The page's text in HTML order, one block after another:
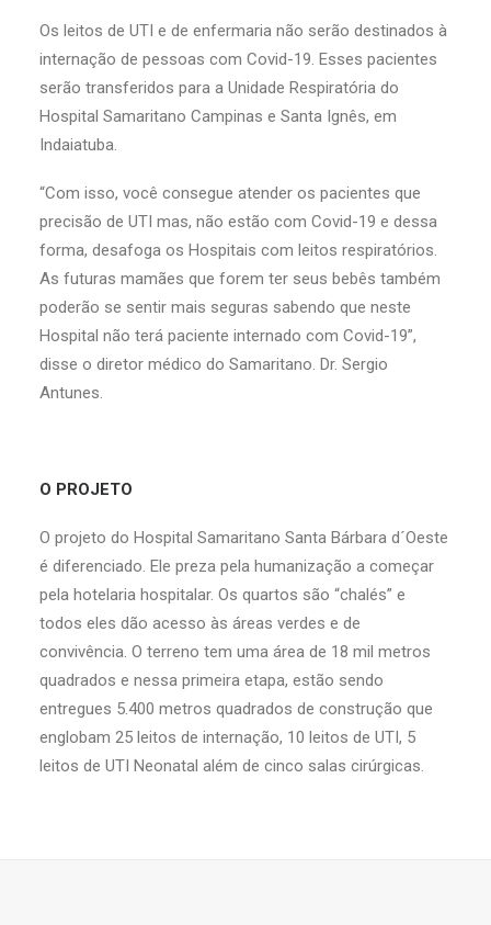
Os leitos de UTI e de enfermaria não serão destinados à
internação de pessoas com Covid-19. Esses pacientes
serão transferidos para a Unidade Respiratória do
Hospital Samaritano Campinas e Santa Ignês, em
Indaiatuba.
“Com isso, você consegue atender os pacientes que
precisão de UTI mas, não estão com Covid-19 e dessa
forma, desafoga os Hospitais com leitos respiratórios.
As futuras mamães que forem ter seus bebês também
poderão se sentir mais seguras sabendo que neste
Hospital não terá paciente internado com Covid-19”,
disse o diretor médico do Samaritano. Dr. Sergio
Antunes.
O PROJETO
O projeto do Hospital Samaritano Santa Bárbara d´Oeste
é diferenciado. Ele preza pela humanização a começar
pela hotelaria hospitalar. Os quartos são “chalés” e
todos eles dão acesso às áreas verdes e de
convivência. O terreno tem uma área de 18 mil metros
quadrados e nessa primeira etapa, estão sendo
entregues 5.400 metros quadrados de construção que
englobam 25 leitos de internação, 10 leitos de UTI, 5
leitos de UTI Neonatal além de cinco salas cirúrgicas.